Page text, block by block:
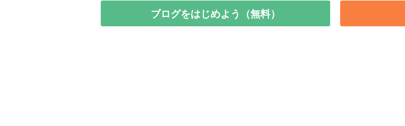
ブログをはじめよう（無料）